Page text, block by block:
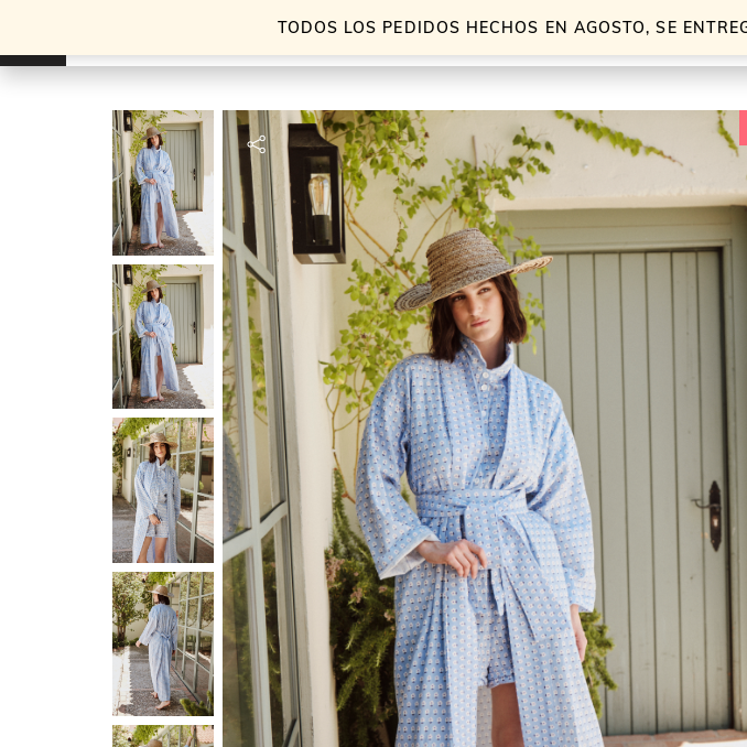
TODOS LOS PEDIDOS HECHOS EN AGOSTO, SE